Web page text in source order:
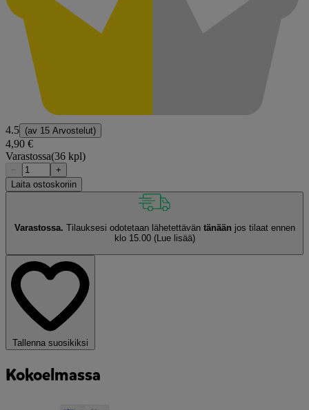
4.5 (av 15 Arvostelut)
4,90 €
Varastossa(36 kpl)
−
+
Laita ostoskoriin
Varastossa. Tilauksesi odotetaan lähetettävän tänään jos tilaat ennen
klo 15.00 (Lue lisää)
Tallenna suosikiksi
Kokoelmassa